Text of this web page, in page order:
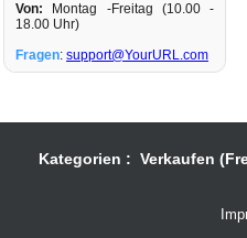
Von: Montag -Freitag (10.00 -
18.00 Uhr)
Fragen: support@YourURL.com
Kategorien : Verkaufen